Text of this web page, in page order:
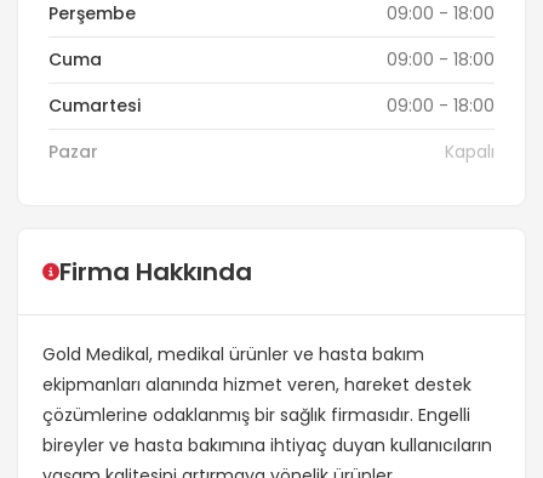
Firma Hakkında
Gold Medikal, medikal ürünler ve hasta bakım
ekipmanları alanında hizmet veren, hareket destek
çözümlerine odaklanmış bir sağlık firmasıdır. Engelli
bireyler ve hasta bakımına ihtiyaç duyan kullanıcıların
Perşembe
09:00 - 18:00
Cuma
09:00 - 18:00
Cumartesi
09:00 - 18:00
Pazar
Kapalı